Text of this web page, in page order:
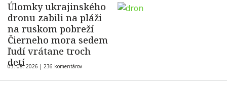
Úlomky ukrajinského
dronu zabili na pláži
na ruskom pobreží
Čierneho mora sedem
ľudí vrátane troch
detí
03. 08. 2026 | 236 komentárov